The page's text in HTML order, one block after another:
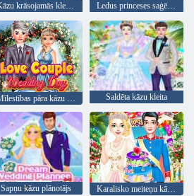
Kāzu krāsojamās kleitas Ledus princeses saģērbt
Saldēta kāzu kleita
Sapņu kāzu plānotājs Karalisko meiteņu kāzu diena